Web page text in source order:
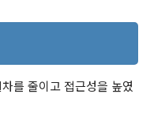
를 줄이고 접근성을 높였